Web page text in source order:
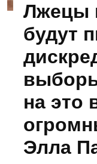
Лжецы
будут
на это
Элла